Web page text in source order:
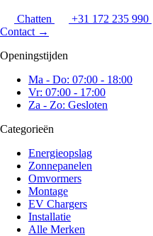
Chatten +31 172 235 990
Contact →
Openingstijden
Ma - Do: 07:00 - 18:00
Vr: 07:00 - 17:00
Za - Zo: Gesloten
Categorieën
Energieopslag
Zonnepanelen
Omvormers
Montage
EV Chargers
Installatie
Alle Merken